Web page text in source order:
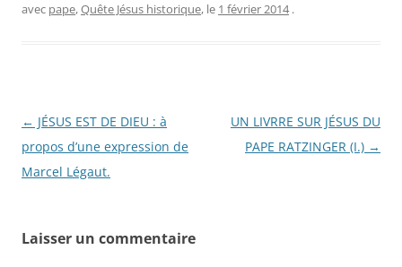
avec pape,Quête Jésus historique, le 1 février 2014 .
Navigation
des
articles
← JÉSUS EST DE DIEU : à
propos d’une expression de
Marcel Légaut.
UN LIVRRE SUR JÉSUS DU
PAPE RATZINGER (I.) →
Laisser un commentaire